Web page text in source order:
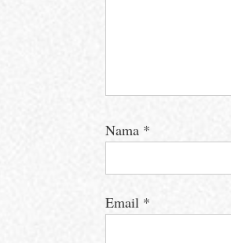
Nama *
Email *